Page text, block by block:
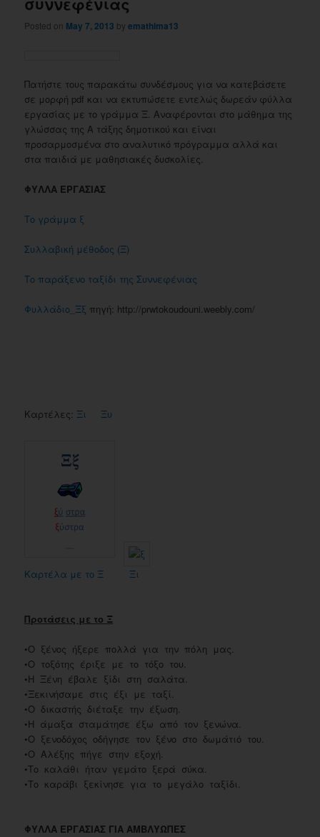
Posted on May 7, 2013 byemathima13
Πατήστε τους παρακάτω συνδέσμους για να κατεβάσετε
σε μορφή pdf και να εκτυπώσετε εντελώς δωρεάν φύλλα
εργασίας με το γράμμα Ξ. Αναφέρονται στο μάθημα της
γλώσσας της Α τάξης δημοτικού και είναι
προσαρμοσμένα στο αναλυτικό πρόγραμμα αλλά και
στα παιδιά με μαθησιακές δυσκολίες.
ΦΥΛΛΑ ΕΡΓΑΣΙΑΣ
Το γράμμα ξ
Συλλαβική μέθοδος (Ξ)
Το παράξενο ταξίδι της Συννεφένιας
Φυλλάδιο_Ξξ πηγή: http://prwtokoudouni.weebly.com/
Καρτέλες: Ξι Ξυ
Καρτέλα με το Ξ Ξι
Προτάσεις με το Ξ
•Ο ξένος ήξερε πολλά για την πόλη μας.
•Ο τοξότης έριξε με το τόξο του.
•Η Ξένη έβαλε ξίδι στη σαλάτα.
•Ξεκινήσαμε στις έξι με ταξί.
•Ο δικαστής διέταξε την έξωση.
•Η άμαξα σταμάτησε έξω από τον ξενώνα.
•Ο ξενοδόχος οδήγησε τον ξένο στο δωμάτιό του.
•Ο Αλέξης πήγε στην εξοχή.
•Το καλάθι ήταν γεμάτο ξερά σύκα.
•Το καράβι ξεκίνησε για το μεγάλο ταξίδι.
ΦΥΛΛΑ ΕΡΓΑΣΙΑΣ ΓΙΑ ΑΜΒΛΥΩΠΕΣ